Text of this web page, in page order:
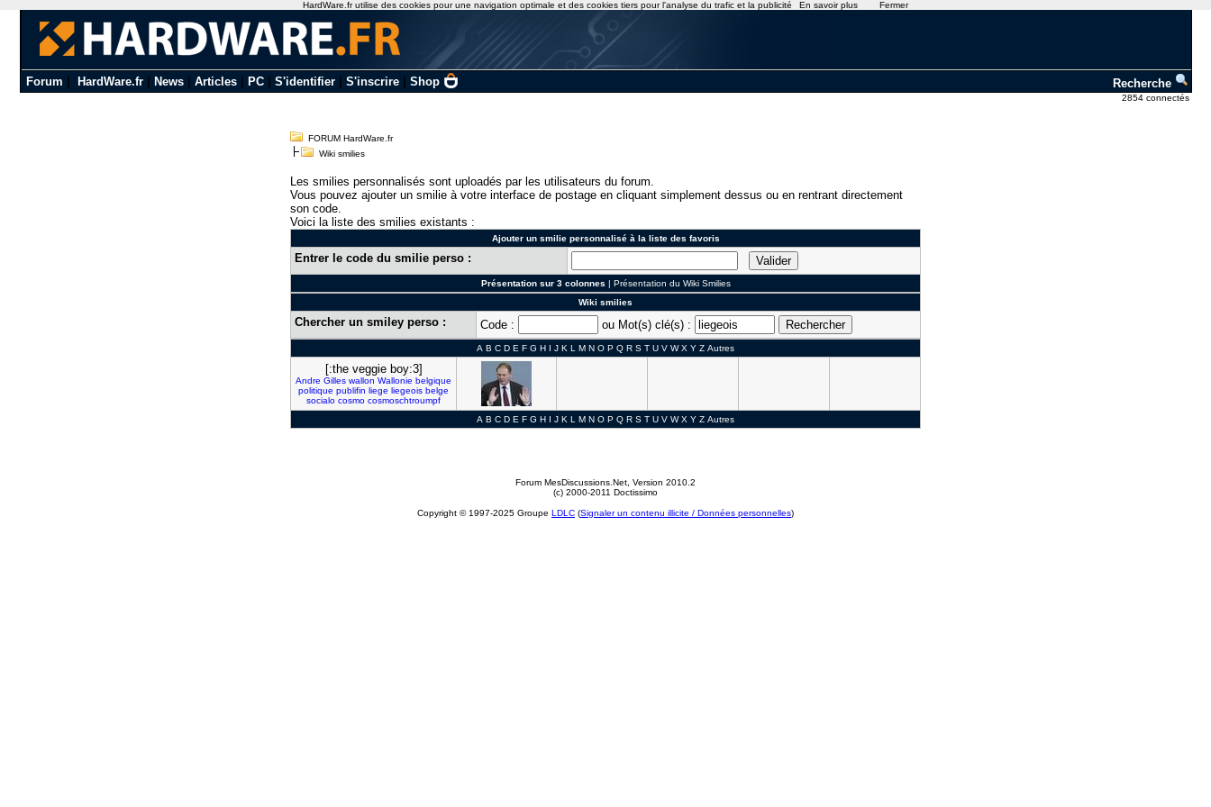
Forum HardWare.fr| News| Articles| PC| S'identifier| S'inscrire| Shop Recherche
2854 connectés
FORUM HardWare.fr
Wiki smilies
Les smilies personnalisés sont uploadés par les utilisateurs du forum.
Vous pouvez ajouter un smilie à votre interface de postage en cliquant simplement dessus ou en rentrant directement
son code.
Voici la liste des smilies existants :
Ajouter un smilie personnalisé à la liste des favoris
Entrer le code du smilie perso :
Présentation sur 3 colonnes | Présentation du Wiki Smilies
Wiki smilies
Chercher un smiley perso : Code : ou Mot(s) clé(s) :
A B C D E F G H I J K L M N O P Q R S T U V W X Y Z Autres
[:the veggie boy:3]
Andre Gilles wallon Wallonie belgique
politique publifin liege liegeois belge
socialo cosmo cosmoschtroumpf
A B C D E F G H I J K L M N O P Q R S T U V W X Y Z Autres
Forum MesDiscussions.Net , Version 2010.2
(c) 2000-2011 Doctissimo
Copyright © 1997-2025 Groupe LDLC (Signaler un contenu illicite / Données personnelles)
HardWare.fr utilise des cookies pour une navigation optimale et des cookies tiers pour l'analyse du trafic et la publicité En savoir plus Fermer